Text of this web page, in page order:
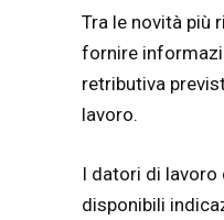
Tra le novità più
fornire
retributiva
lavoro.
I datori di lavoro
disponibili